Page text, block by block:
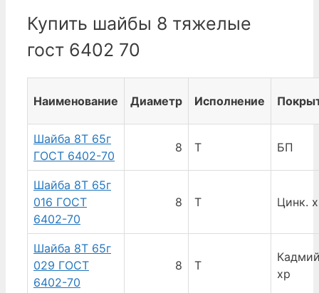
Купить шайбы 8 тяжелые
гост 6402 70
Наименование Диаметр Исполнение
Шайба 8Т 65г
ГОСТ 6402-70
8 Т БП
Шайба 8Т 65г
016 ГОСТ
6402-70
8 Т Цинк.
Шайба 8Т 65г
029 ГОСТ
6402-70
8 Т
хр